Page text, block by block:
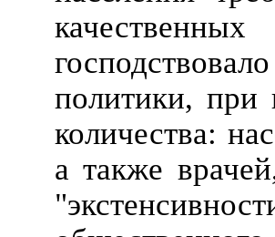
политики, при
количества:
а также